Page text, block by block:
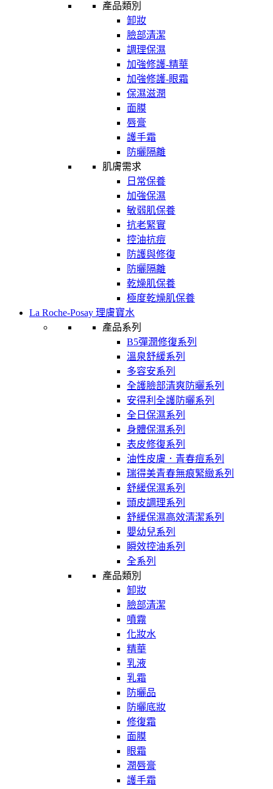
產品類別
卸妝
臉部清潔
調理保濕
加強修護-精華
加強修護-眼霜
保濕滋潤
面膜
唇膏
護手霜
防曬隔離
肌膚需求
日常保養
加強保濕
敏弱肌保養
抗老緊實
控油抗痘
防護與修復
防曬隔離
乾燥肌保養
極度乾燥肌保養
La Roche-Posay 理膚寶水
產品系列
B5彈潤修復系列
溫泉舒緩系列
多容安系列
全護臉部清爽防曬系列
安得利全護防曬系列
全日保濕系列
身體保濕系列
表皮修復系列
油性皮膚．青春痘系列
瑞得美青春無痕緊緻系列
舒緩保濕系列
頭皮調理系列
舒緩保濕高效清潔系列
嬰幼兒系列
瞬效控油系列
全系列
產品類別
卸妝
臉部清潔
噴霧
化妝水
精華
乳液
乳霜
防曬品
防曬底妝
修復霜
面膜
眼霜
潤唇膏
護手霜